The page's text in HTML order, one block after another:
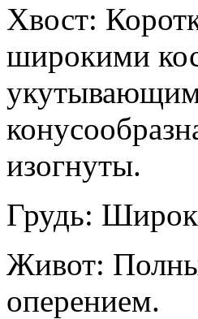
Хвост:
широкими
изогнуты.
Грудь:
Живот:
оперением.